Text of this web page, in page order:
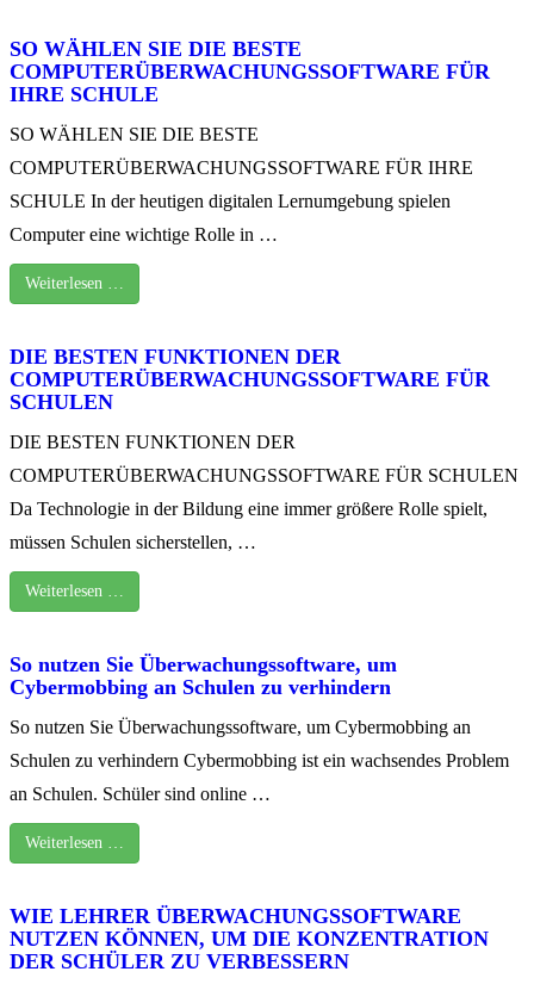
SO WÄHLEN SIE DIE BESTE
COMPUTERÜBERWACHUNGSSOFTWARE FÜR
IHRE SCHULE
SO WÄHLEN SIE DIE BESTE
COMPUTERÜBERWACHUNGSSOFTWARE FÜR IHRE
SCHULE In der heutigen digitalen Lernumgebung spielen
Computer eine wichtige Rolle in …
Weiterlesen …
DIE BESTEN FUNKTIONEN DER
COMPUTERÜBERWACHUNGSSOFTWARE FÜR
SCHULEN
DIE BESTEN FUNKTIONEN DER
COMPUTERÜBERWACHUNGSSOFTWARE FÜR SCHULEN
Da Technologie in der Bildung eine immer größere Rolle spielt,
müssen Schulen sicherstellen, …
Weiterlesen …
So nutzen Sie Überwachungssoftware, um
Cybermobbing an Schulen zu verhindern
So nutzen Sie Überwachungssoftware, um Cybermobbing an
Schulen zu verhindern Cybermobbing ist ein wachsendes Problem
an Schulen. Schüler sind online …
Weiterlesen …
WIE LEHRER ÜBERWACHUNGSSOFTWARE
NUTZEN KÖNNEN, UM DIE KONZENTRATION
DER SCHÜLER ZU VERBESSERN